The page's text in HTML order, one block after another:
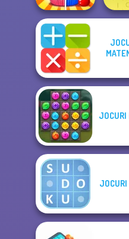
Rachel Holmes
JOCURI
JOCURI